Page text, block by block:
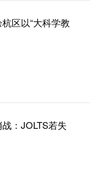
区以“大科学教
：JOLTS若失